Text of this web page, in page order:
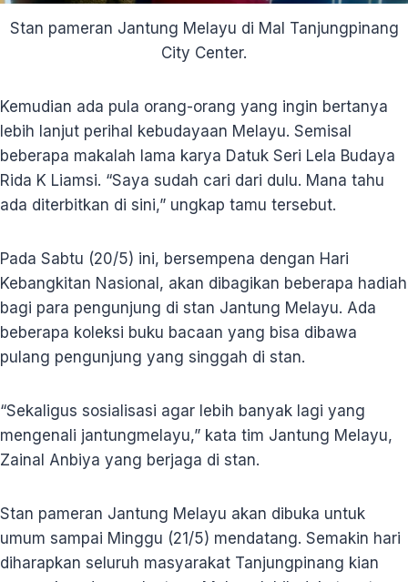
Stan pameran Jantung Melayu di Mal Tanjungpinang
City Center.
Kemudian ada pula orang-orang yang ingin bertanya
lebih lanjut perihal kebudayaan Melayu. Semisal
beberapa makalah lama karya Datuk Seri Lela Budaya
Rida K Liamsi. “Saya sudah cari dari dulu. Mana tahu
ada diterbitkan di sini,” ungkap tamu tersebut.
Pada Sabtu (20/5) ini, bersempena dengan Hari
Kebangkitan Nasional, akan dibagikan beberapa hadiah
bagi para pengunjung di stan Jantung Melayu. Ada
beberapa koleksi buku bacaan yang bisa dibawa
pulang pengunjung yang singgah di stan.
“Sekaligus sosialisasi agar lebih banyak lagi yang
mengenali jantungmelayu,” kata tim Jantung Melayu,
Zainal Anbiya yang berjaga di stan.
Stan pameran Jantung Melayu akan dibuka untuk
umum sampai Minggu (21/5) mendatang. Semakin hari
diharapkan seluruh masyarakat Tanjungpinang kian